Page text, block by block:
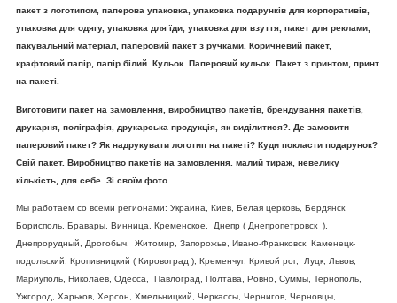
пакет з логотипом, паперова упаковка, упаковка подарунків для корпоративів,
упаковка для одягу, упаковка для їди, упаковка для взуття, пакет для реклами,
пакувальний матеріал, паперовий пакет з ручками. Коричневий пакет,
крафтовий папір, папір білий. Кульок. Паперовий кульок. Пакет з принтом, принт
на пакеті.
Виготовити пакет на замовлення, виробництво пакетів, брендування пакетів,
друкарня, поліграфія, друкарська продукція, як виділитися?. Де замовити
паперовий пакет? Як надрукувати логотип на пакеті? Куди покласти подарунок?
Свій пакет. Виробництво пакетів на замовлення. малий тираж, невелику
кількість, для себе. Зі своїм фото.
Мы работаем со всеми регионами: Украина, Киев, Белая церковь, Бердянск,
Борисполь, Бравары, Винница, Кременское, Днепр ( Днепропетровск ),
Днепрорудный, Дрогобыч, Житомир, Запорожье, Ивано-Франковск, Каменецк-
подольский, Кропивницкий ( Кировоград ), Кременчуг, Кривой рог, Луцк, Львов,
Мариуполь, Николаев, Одесса, Павлоград, Полтава, Ровно, Суммы, Тернополь,
Ужгород, Харьков, Херсон, Хмельницкий, Черкассы, Чернигов, Черновцы,